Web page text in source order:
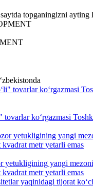
topganingizni ayting
ko‘rgazmasi
yangi
metr yetarli emas